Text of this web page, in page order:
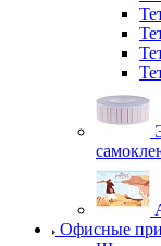
Офисные